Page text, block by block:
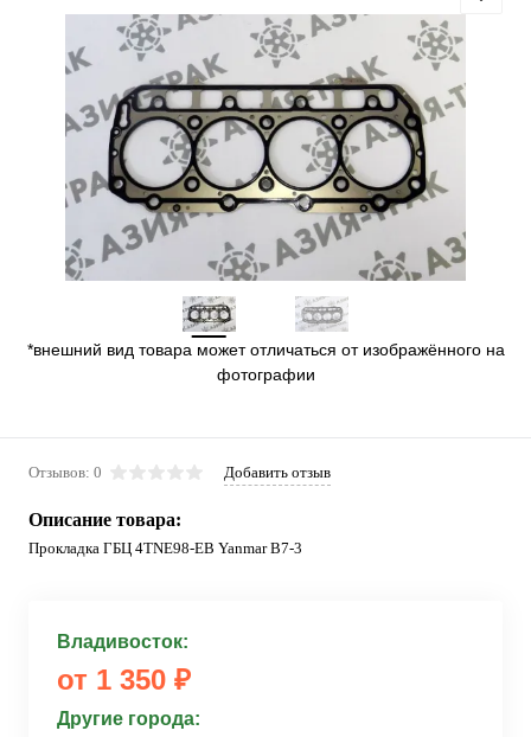
*внешний вид товара может отличаться от изображённого на
фотографии
Отзывов: 0 Добавить отзыв
Описание товара:
Прокладка ГБЦ 4TNE98-EB Yanmar B7-3
Владивосток:
от 1 350 ₽
Другие города: